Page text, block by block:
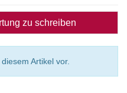
zu schreiben
Artikel vor.